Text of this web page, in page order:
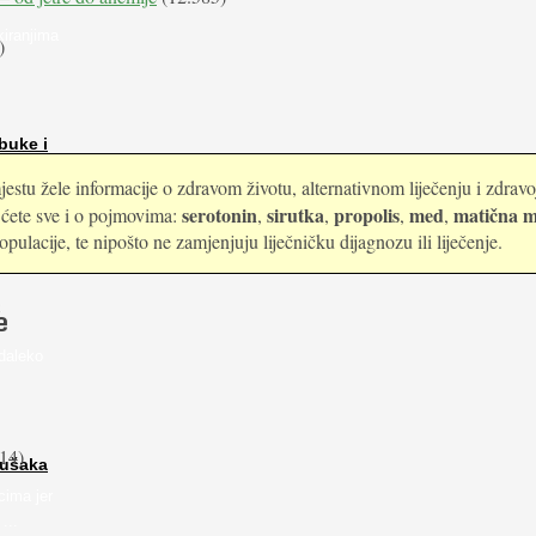
i
jer
žele informacije o zdravom životu, alternativnom liječenju i
sve i o pojmovima: serotonin, sirutka, propolis, med, matična
te nipošto ne zamjenjuju liječničku dijagnozu ili liječenje.